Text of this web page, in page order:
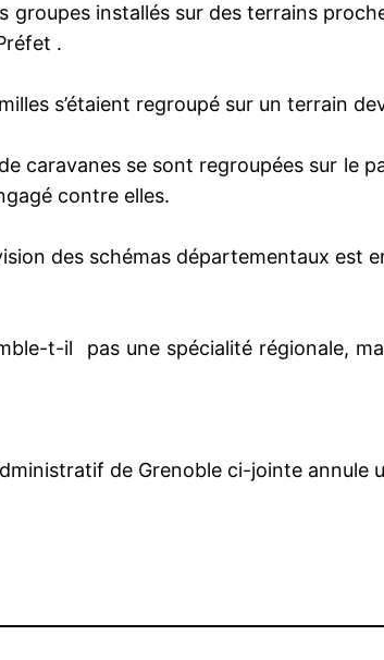
groupes installés sur des terrains
.
s’étaient regroupé sur un terrain
caravanes se sont regroupées sur le
contre elles.
des schémas départementaux est
t-il pas une spécialité régionale,
de Grenoble ci-jointe